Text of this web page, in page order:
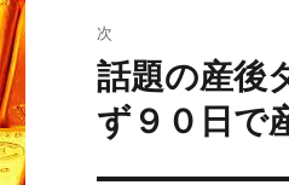
ゲ
ー
投
稿:
次
次
の
投
稿:
話題の産後
ず９０日